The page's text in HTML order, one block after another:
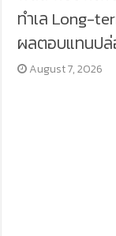
ทำเล Long-
ผลตอบแทนปล่
August 7, 2026